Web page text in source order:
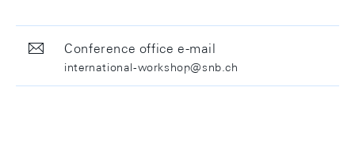
Conference office e-mail
international-workshop@snb.ch